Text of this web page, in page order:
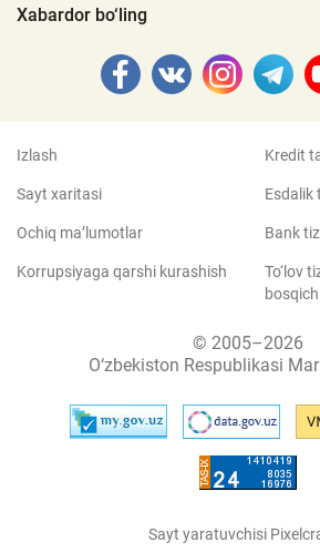
Xabardor bo‘ling
Izlash
Sayt xaritasi
Ochiq ma’lumotlar
Korrupsiyaga qarshi kurashish
Kredit
Esdalik
Bank
To‘lov
© 2005–2026
O‘zbekiston Respublikasi
Sayt yaratuvchisi